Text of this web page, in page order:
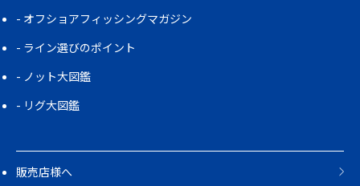
オフショアフィッシングマガジン
ライン選びのポイント
ノット大図鑑
リグ大図鑑
販売店様へ